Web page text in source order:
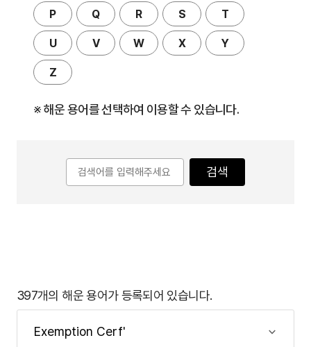
P Q R S T
U V W X Y
Z
※ 해운 용어를 선택하여 이용할 수 있습니다.
검색
397개의 해운 용어가 등록되어 있습니다.